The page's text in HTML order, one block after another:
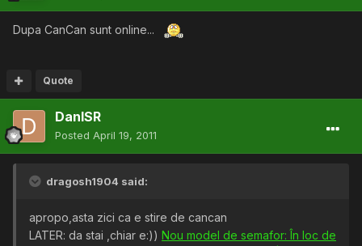
Dupa CanCan sunt online...
Quote
DanISR
Posted April 19, 2011
dragosh1904 said:
apropo,asta zici ca e stire de cancan
LATER: da stai ,chiar e:)) Nou model de semafor: În loc de